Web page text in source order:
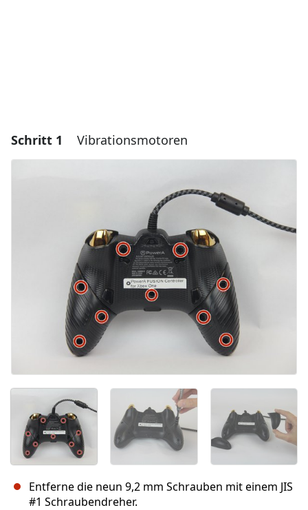
Schritt 1 Vibrationsmotoren
Entferne die neun 9,2 mm Schrauben mit einem JIS
#1 Schraubendreher.